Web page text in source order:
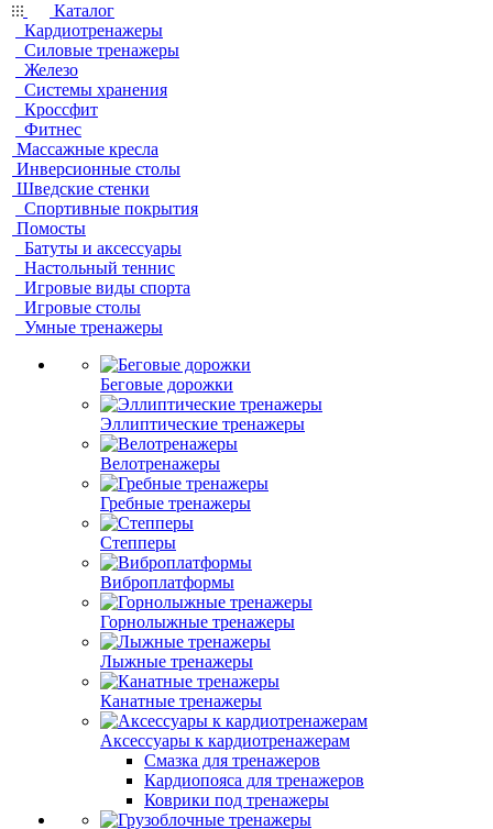
Каталог
Кардиотренажеры
Силовые тренажеры
Железо
Системы хранения
Кроссфит
Фитнес
Массажные кресла
Инверсионные столы
Шведские стенки
Спортивные покрытия
Помосты
Батуты и аксессуары
Настольный теннис
Игровые виды спорта
Игровые столы
Умные тренажеры
Беговые дорожки
Эллиптические тренажеры
Велотренажеры
Гребные тренажеры
Степперы
Виброплатформы
Горнолыжные тренажеры
Лыжные тренажеры
Канатные тренажеры
Аксессуары к кардиотренажерам
Смазка для тренажеров
Кардиопояса для тренажеров
Коврики под тренажеры